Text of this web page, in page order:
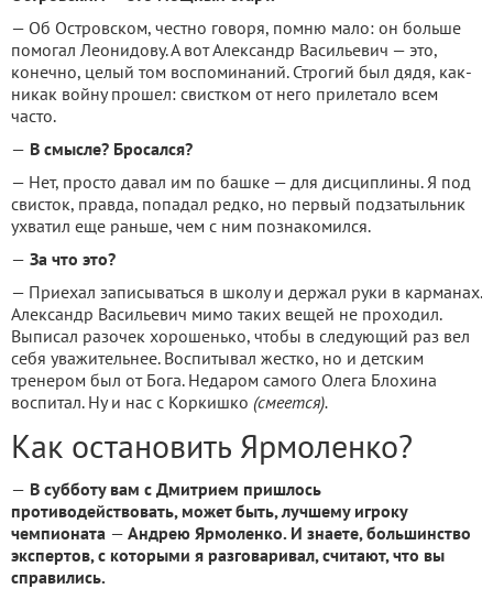
— Об Островском, честно говоря, помню мало: он больше
помогал Леонидову. А вот Александр Васильевич — это,
конечно, целый том воспоминаний. Строгий был дядя, как-
никак войну прошел: свистком от него прилетало всем
часто.
— В смысле? Бросался?
— Нет, просто давал им по башке — для дисциплины. Я под
свисток, правда, попадал редко, но первый подзатыльник
ухватил еще раньше, чем с ним познакомился.
— За что это?
— Приехал записываться в школу и держал руки в карманах.
Александр Васильевич мимо таких вещей не проходил.
Выписал разочек хорошенько, чтобы в следующий раз вел
себя уважительнее. Воспитывал жестко, но и детским
тренером был от Бога. Недаром самого Олега Блохина
воспитал. Ну и нас с Коркишко (смеется).
Как остановить Ярмоленко?
— В субботу вам с Дмитрием пришлось
противодействовать, может быть, лучшему игроку
чемпионата — Андрею Ярмоленко. И знаете, большинство
экспертов, с которыми я разговаривал, считают, что вы
справились.